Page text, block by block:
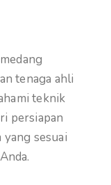
tenaga ahli
teknik
persiapan
sesuai